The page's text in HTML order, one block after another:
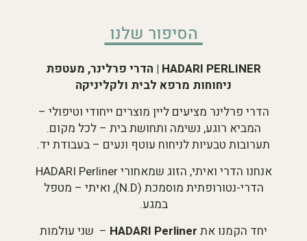
הסיפור שלנו
HADARI PERLINER | הדרי פרלינר, מעטפת
ניחוחות מרפא לבית ולקליניקה
הדרי פרלינר מציעים ליין מוצרים ייחודי וטיפולי –
המביא רוגע, נשימה ותחושת בית – לכל מקום.
תערובות טבעיות לניחוח עוטף ונעים – בעבודת יד.
אנחנו הדרי ואיתי, הזוג שמאחורי HADARI Perliner
הדרי-נטורופתית מוסמכת (N.D), ואיתי – מטפל
במגע.
יחד הקמנו את HADARI Perliner – שני עולמות